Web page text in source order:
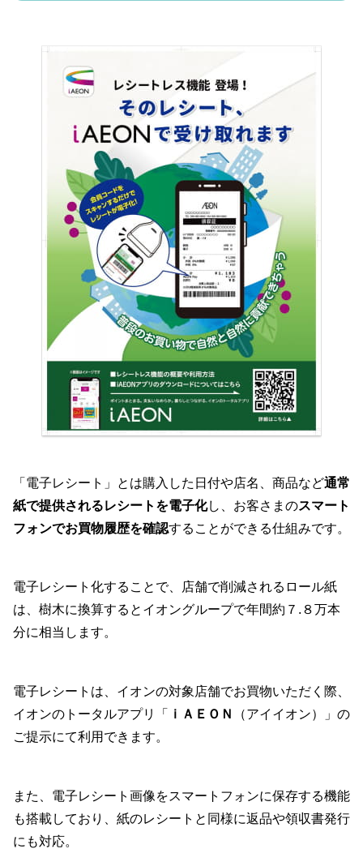
「電子レシート」とは購入した日付や店名、商品など通常
紙で提供されるレシートを電子化し、お客さまのスマート
フォンでお買物履歴を確認することができる仕組みです。
電子レシート化することで、店舗で削減されるロール紙
は、樹木に換算するとイオングループで年間約７.８万本
分に相当します。
電子レシートは、イオンの対象店舗でお買物いただく際、
イオンのトータルアプリ「
ｉＡＥＯＮ
（アイイオン）」の
ご提示にて利用できます。
また、電子レシート画像をスマートフォンに保存する機能
も搭載しており、紙のレシートと同様に返品や領収書発行
にも対応。